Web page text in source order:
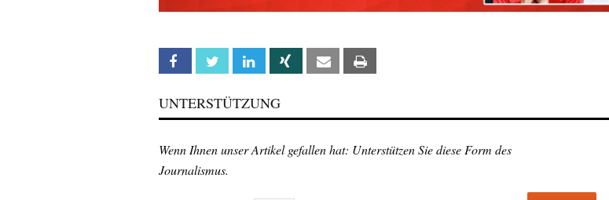
Facebook Twitter Linkedin Xing Email
UNTERSTÜTZUNG
Wenn Ihnen unser Artikel gefallen hat: Unterstützen Sie diese Form des
Journalismus.